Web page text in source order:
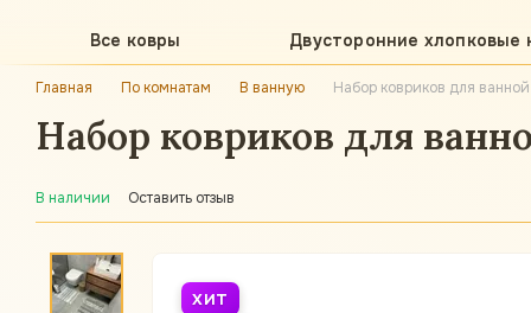
Все ковры Двусторонние хлопковые
Главная По комнатам В ванную Набор ковриков для
Набор ковриков для
В наличии Оставить отзыв
ХИТ